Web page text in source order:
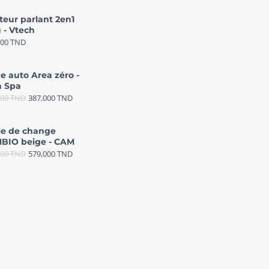
parlant 2en1
- Vtech
TND
auto Area zéro -
Spa
TND 387,000TND
de change
beige - CAM
TND 579,000TND